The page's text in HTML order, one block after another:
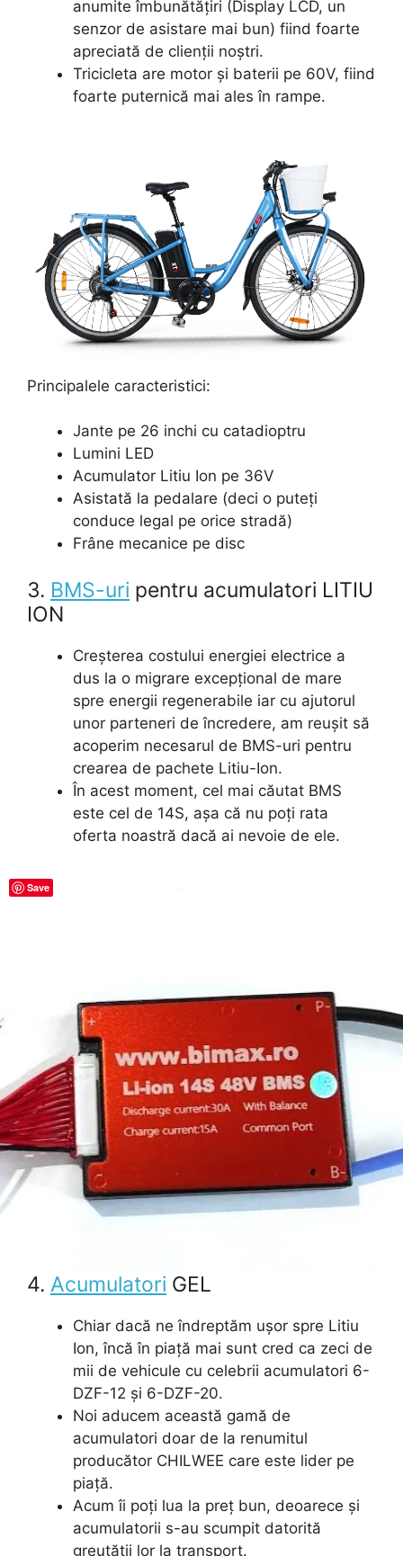
anumite îmbunătățiri (Display LCD, un
senzor de asistare mai bun) fiind foarte
apreciată de clienții noștri.
Tricicleta are motor și baterii pe 60V, fiind
foarte puternică mai ales în rampe.
Principalele caracteristici:
Jante pe 26 inchi cu catadioptru
Lumini LED
Acumulator Litiu Ion pe 36V
Asistată la pedalare (deci o puteți
conduce legal pe orice stradă)
Frâne mecanice pe disc
3. BMS-uri pentru acumulatori LITIU
ION
Creșterea costului energiei electrice a
dus la o migrare excepțional de mare
spre energii regenerabile iar cu ajutorul
unor parteneri de încredere, am reușit să
acoperim necesarul de BMS-uri pentru
crearea de pachete Litiu-Ion.
În acest moment, cel mai căutat BMS
este cel de 14S, așa că nu poți rata
oferta noastră dacă ai nevoie de ele.
4. Acumulatori GEL
Chiar dacă ne îndreptăm ușor spre Litiu
Ion, încă în piață mai sunt cred ca zeci de
mii de vehicule cu celebrii acumulatori 6-
DZF-12 și 6-DZF-20.
Noi aducem această gamă de
acumulatori doar de la renumitul
producător CHILWEE care este lider pe
piață.
Acum îi poți lua la preț bun, deoarece și
acumulatorii s-au scumpit datorită
greutății lor la transport.
Save